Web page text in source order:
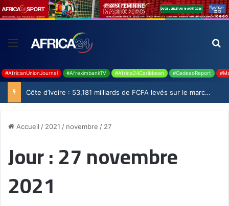
#AfricanUnionJournal #AfreximbankTV #Africa24Caribbean #CedeaoReport
Côte d’Ivoire : 53,181 milliards de FCFA levés sur le marché financier de l’UMOA
Accueil / 2021 / novembre / 27
Jour :27 novembre
2021